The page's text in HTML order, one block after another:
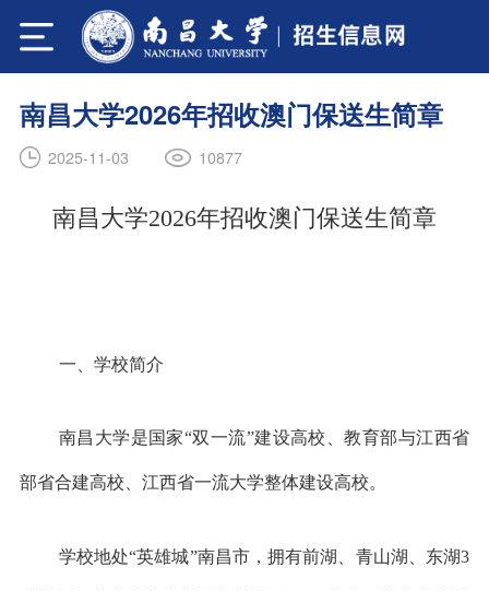
南昌大学2026年招收澳门保送生简章
2025-11-03 10877
南昌大学2026年招收澳门保送生简章
一、学校简介
南昌大学是国家“双一流”建设高校、教育部与江西省
部省合建高校、江西省一流大学整体建设高校。
学校地处“英雄城”南昌市，拥有前湖、青山湖、东湖3